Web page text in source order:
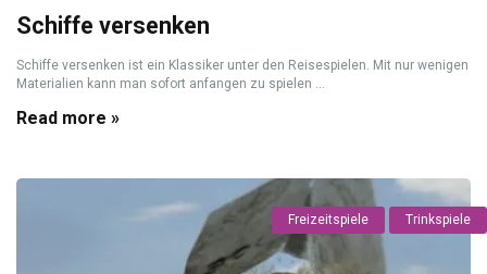
Schiffe versenken
Schiffe versenken ist ein Klassiker unter den Reisespielen. Mit nur wenigen
Materialien kann man sofort anfangen zu spielen ...
Read more »
Freizeitspiele Trinkspiele